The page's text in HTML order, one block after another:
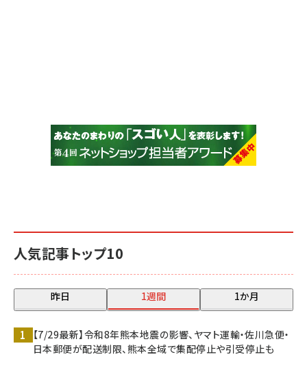
人気記事トップ10
昨日 1週間 1か月
【7/29最新】令和8年熊本地震の影響、ヤマト運輸・佐川急便・
日本郵便が配送制限、熊本全域で集配停止や引受停止も